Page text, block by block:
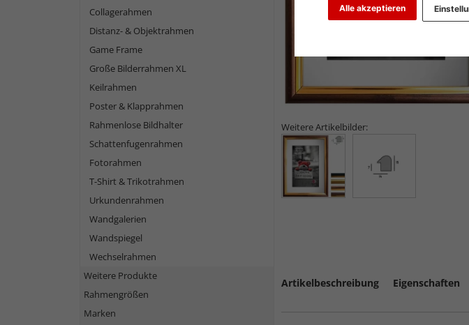
Alle akzeptieren
Weitere Artikelbilder:
Artikelbeschreibung Eigenschaften
Collagerahmen
Distanz- & Objektrahmen
Game Frame
Große Bilderrahmen XL
Keilrahmen
Poster & Klapprahmen
Rahmenlose Bildhalter
Schattenfugenrahmen
Fotorahmen
T-Shirt & Trikotrahmen
Urkundenrahmen
Wandgalerien
Wandspiegel
Wechselrahmen
Weitere Produkte
Rahmengrößen
Marken